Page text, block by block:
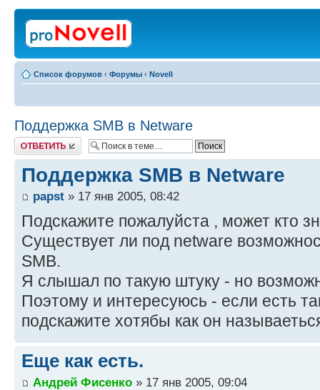
Список форумов ‹ Форумы ‹ Novell
Поддержка SMB в Netware
Ответить
Поддержка SMB в Netware
papst » 17 янв 2005, 08:42
Подскажите пожалуйста , может кто
Существует ли под netware
SMB.
Я слышал по такую штуку - но
Поэтому и интересуюсь - если есть
подскажите хотябы как он
Еще как есть.
Андрей Фисенко » 17 янв 2005, 09:04